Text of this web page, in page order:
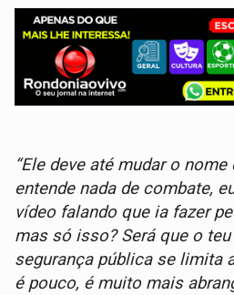
“Ele deve até mudar o
entende nada de combate,
vídeo falando que ia fazer
mas só isso? Será que o
segurança pública se limita
é pouco, é muito mais